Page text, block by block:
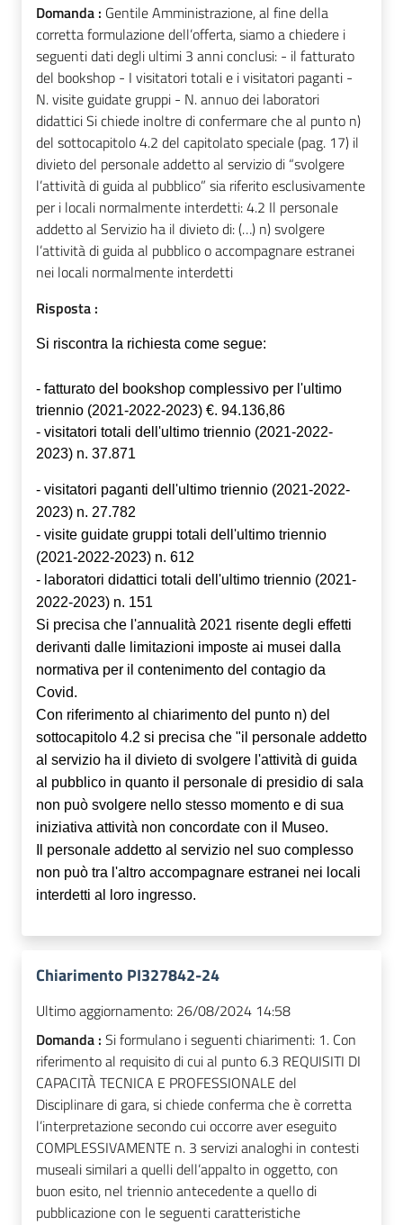
Domanda : Gentile Amministrazione, al fine della
corretta formulazione dell’offerta, siamo a chiedere i
seguenti dati degli ultimi 3 anni conclusi: - il fatturato
del bookshop - I visitatori totali e i visitatori paganti -
N. visite guidate gruppi - N. annuo dei laboratori
didattici Si chiede inoltre di confermare che al punto n)
del sottocapitolo 4.2 del capitolato speciale (pag. 17) il
divieto del personale addetto al servizio di “svolgere
l’attività di guida al pubblico” sia riferito esclusivamente
per i locali normalmente interdetti: 4.2 Il personale
addetto al Servizio ha il divieto di: (…) n) svolgere
l’attività di guida al pubblico o accompagnare estranei
nei locali normalmente interdetti
Risposta :
Si riscontra la richiesta come segue:
- fatturato del bookshop complessivo per l'ultimo
triennio (2021-2022-2023) €. 94.136,86
- visitatori totali dell'ultimo triennio (2021-2022-
2023) n. 37.871
- visitatori paganti dell'ultimo triennio (2021-2022-
2023) n. 27.782
- visite guidate gruppi totali dell'ultimo triennio
(2021-2022-2023) n. 612
- laboratori didattici totali dell'ultimo triennio (2021-
2022-2023) n. 151
Si precisa che l'annualità 2021 risente degli effetti
derivanti dalle limitazioni imposte ai musei dalla
normativa per il contenimento del contagio da
Covid.
Con riferimento al chiarimento del punto n) del
sottocapitolo 4.2 si precisa che "il personale addetto
al servizio ha il divieto di svolgere l'attività di guida
al pubblico in quanto il personale di presidio di sala
non può svolgere nello stesso momento e di sua
iniziativa attività non concordate con il Museo.
Il personale addetto al servizio nel suo complesso
non può tra l'altro accompagnare estranei nei locali
interdetti al loro ingresso.
Chiarimento PI327842-24
Ultimo aggiornamento: 26/08/2024 14:58
Domanda : Si formulano i seguenti chiarimenti: 1. Con
riferimento al requisito di cui al punto 6.3 REQUISITI DI
CAPACITÀ TECNICA E PROFESSIONALE del
Disciplinare di gara, si chiede conferma che è corretta
l’interpretazione secondo cui occorre aver eseguito
COMPLESSIVAMENTE n. 3 servizi analoghi in contesti
museali similari a quelli dell’appalto in oggetto, con
buon esito, nel triennio antecedente a quello di
pubblicazione con le seguenti caratteristiche